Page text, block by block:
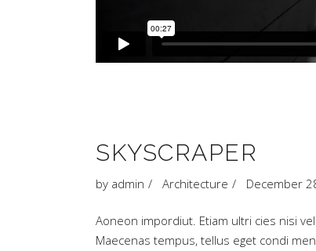
SKYSCRAPER
by admin Architecture December
Aoneon impordiut. Etiam ultri cies nisi
Maecenas tempus, tellus eget condi